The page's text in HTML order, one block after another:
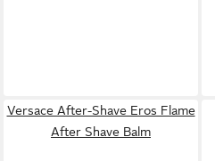
Versace After-Shave Eros Flame
After Shave Balm